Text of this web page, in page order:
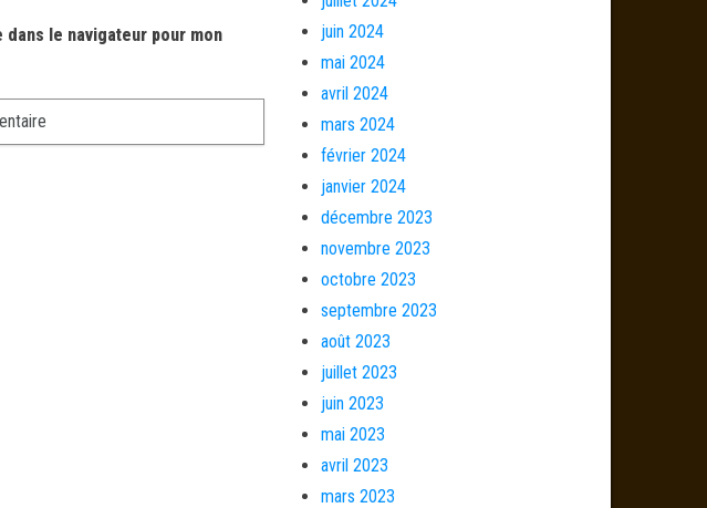
le navigateur pour mon
juin 2024
mai 2024
avril 2024
mars 2024
février 2024
janvier 2024
décembre 2023
novembre 2023
octobre 2023
septembre 2023
août 2023
juillet 2023
juin 2023
mai 2023
avril 2023
mars 2023